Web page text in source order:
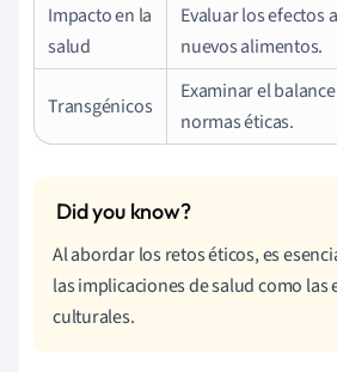
Impacto en la
salud
Evaluar los efectos
nuevos alimentos.
Transgénicos
Examinar el
normas éticas.
Al abordar los retos éticos, es
las implicaciones de salud como las
culturales.